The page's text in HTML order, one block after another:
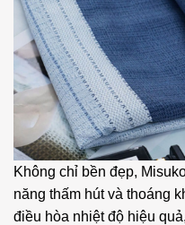
Không chỉ bền đẹp,
năng thấm hút và thoáng
điều hòa nhiệt độ hiệu